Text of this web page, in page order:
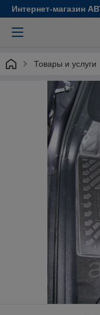
Интернет-
Товары и услуги